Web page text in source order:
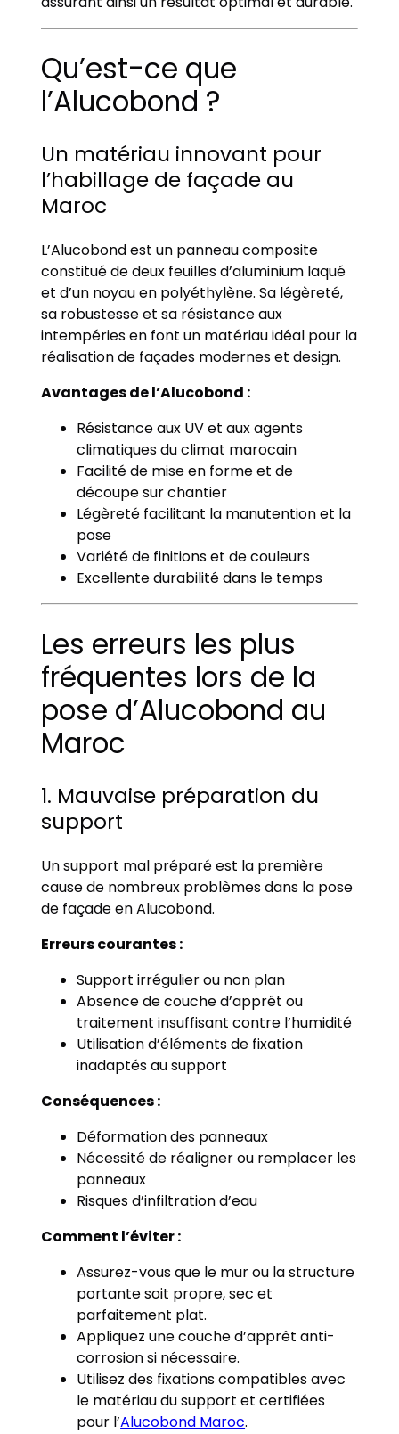
Qu’est-ce que
l’Alucobond ?
Un matériau innovant pour
l’habillage de façade au
Maroc
L’Alucobond est un panneau composite
constitué de deux feuilles d’aluminium laqué
et d’un noyau en polyéthylène. Sa légèreté,
sa robustesse et sa résistance aux
intempéries en font un matériau idéal pour la
réalisation de façades modernes et design.
Avantages de l’Alucobond :
Résistance aux UV et aux agents
climatiques du climat marocain
Facilité de mise en forme et de
découpe sur chantier
Légèreté facilitant la manutention et la
pose
Variété de finitions et de couleurs
Excellente durabilité dans le temps
Les erreurs les plus
fréquentes lors de la
pose d’Alucobond au
Maroc
1. Mauvaise préparation du
support
Un support mal préparé est la première
cause de nombreux problèmes dans la pose
de façade en Alucobond.
Erreurs courantes :
Support irrégulier ou non plan
Absence de couche d’apprêt ou
traitement insuffisant contre l’humidité
Utilisation d’éléments de fixation
inadaptés au support
Conséquences :
Déformation des panneaux
Nécessité de réaligner ou remplacer les
panneaux
Risques d’infiltration d’eau
Comment l’éviter :
Assurez-vous que le mur ou la structure
portante soit propre, sec et
parfaitement plat.
Appliquez une couche d’apprêt anti-
corrosion si nécessaire.
Utilisez des fixations compatibles avec
le matériau du support et certifiées
pour l’Alucobond Maroc.